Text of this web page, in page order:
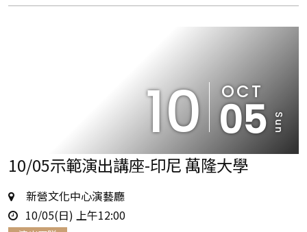
10 OCT
05 Sun
10/05示範演出講座-印尼 萬隆大學
地
點
新營文化中心演藝廳
時
10/05(日) 上午12:00